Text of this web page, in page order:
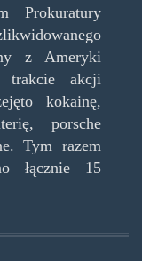
Prokuratury
z Ameryki
trakcie akcji
kokainę,
porsche
Tym razem
łącznie 15